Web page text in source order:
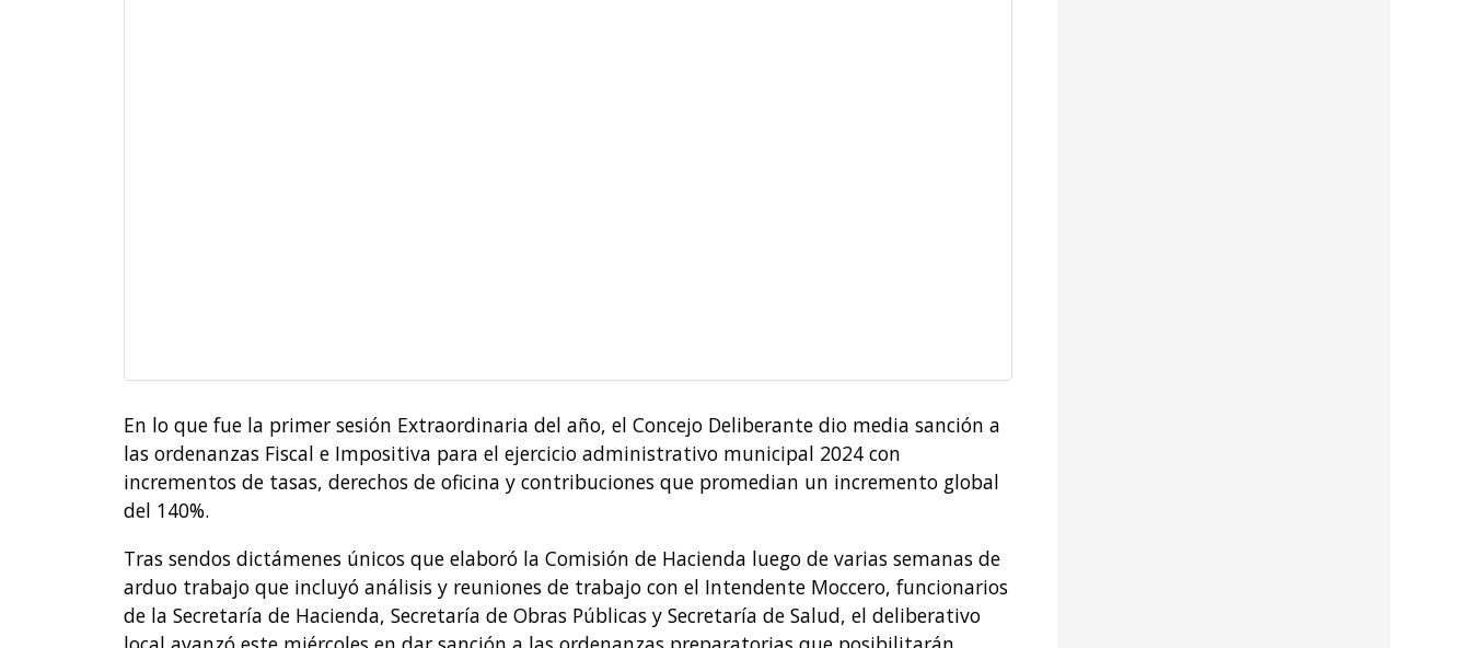
En lo que fue la primer sesión Extraordinaria del año, el Concejo Deliberante dio media sanción a
las ordenanzas Fiscal e Impositiva para el ejercicio administrativo municipal 2024 con
incrementos de tasas, derechos de oficina y contribuciones que promedian un incremento global
del 140%.
Tras sendos dictámenes únicos que elaboró la Comisión de Hacienda luego de varias semanas de
arduo trabajo que incluyó análisis y reuniones de trabajo con el Intendente Moccero, funcionarios
de la Secretaría de Hacienda, Secretaría de Obras Públicas y Secretaría de Salud, el deliberativo